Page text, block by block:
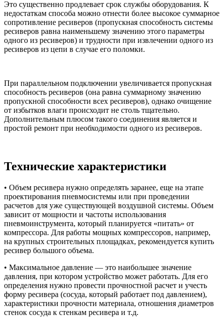
Это существенно продлевает срок службы оборудования. К
недостаткам способа можно отнести более высокое суммарное
сопротивление ресиверов (пропускная способность системы
ресиверов равна наименьшему значению этого параметры
одного из ресиверов) и трудности при извлечении одного из
ресиверов из цепи в случае его поломки.
При параллельном подключении увеличивается пропускная
способность ресиверов (она равна суммарному значению
пропускной способности всех ресиверов), однако очищение
от избытков влаги происходит не столь тщательно.
Дополнительным плюсом такого соединения является и
простой ремонт при необходимости одного из ресиверов.
Технические характеристики
• Объем ресивера нужно определять заранее, еще на этапе
проектирования пневмосистемы или при проведении
расчетов для уже существующей воздушной системы. Объем
зависит от мощности и частоты использования
пневмоинструмента, который планируется «питать» от
компрессора. Для работы мощных компрессоров, например,
на крупных строительных площадках, рекомендуется купить
ресивер большого объема.
• Максимальное давление — это наибольшее значение
давления, при котором устройство может работать. Для его
определения нужно провести прочностной расчет и учесть
форму ресивера (сосуда, который работает под давлением),
характеристики прочности материала, отношения диаметров
стенок сосуда к стенкам ресивера и т.д.